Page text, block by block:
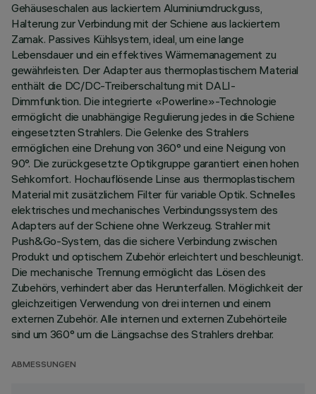
Gehäuseschalen aus lackiertem Aluminiumdruckguss,
Halterung zur Verbindung mit der Schiene aus lackiertem
Zamak. Passives Kühlsystem, ideal, um eine lange
Lebensdauer und ein effektives Wärmemanagement zu
gewährleisten. Der Adapter aus thermoplastischem Material
enthält die DC/DC-Treiberschaltung mit DALI-
Dimmfunktion. Die integrierte «Powerline»-Technologie
ermöglicht die unabhängige Regulierung jedes in die Schiene
eingesetzten Strahlers. Die Gelenke des Strahlers
ermöglichen eine Drehung von 360° und eine Neigung von
90°. Die zurückgesetzte Optikgruppe garantiert einen hohen
Sehkomfort. Hochauflösende Linse aus thermoplastischem
Material mit zusätzlichem Filter für variable Optik. Schnelles
elektrisches und mechanisches Verbindungssystem des
Adapters auf der Schiene ohne Werkzeug. Strahler mit
Push&Go-System, das die sichere Verbindung zwischen
Produkt und optischem Zubehör erleichtert und beschleunigt.
Die mechanische Trennung ermöglicht das Lösen des
Zubehörs, verhindert aber das Herunterfallen. Möglichkeit der
gleichzeitigen Verwendung von drei internen und einem
externen Zubehör. Alle internen und externen Zubehörteile
sind um 360° um die Längsachse des Strahlers drehbar.
ABMESSUNGEN